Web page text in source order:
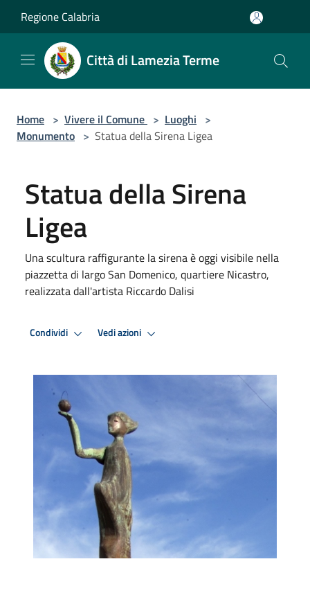
Regione Calabria
Città di Lamezia Terme
Home > Vivere il Comune > Luoghi >
Monumento > Statua della Sirena Ligea
Statua della Sirena
Ligea
Una scultura raffigurante la sirena è oggi visibile nella
piazzetta di largo San Domenico, quartiere Nicastro,
realizzata dall'artista Riccardo Dalisi
Condividi Vedi azioni